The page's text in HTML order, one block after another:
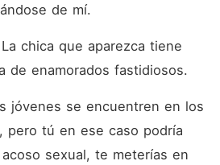
de mí.
chica que aparezca tiene
de enamorados fastidiosos.
jóvenes se encuentren en los
pero tú en ese caso podría
sexual, te meterías en